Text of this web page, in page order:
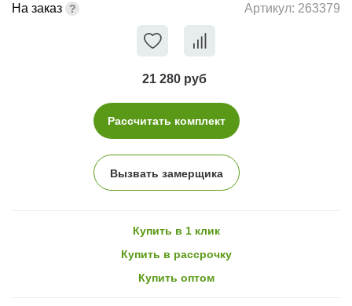
На заказ Артикул: 263379
21 280 руб
Рассчитать комплект
Вызвать замерщика
Купить в 1 клик
Купить в рассрочку
Купить оптом